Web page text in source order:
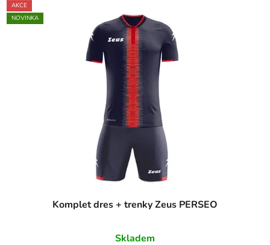
AKCE
NOVINKA
Komplet dres + trenky Zeus PERSEO
Skladem